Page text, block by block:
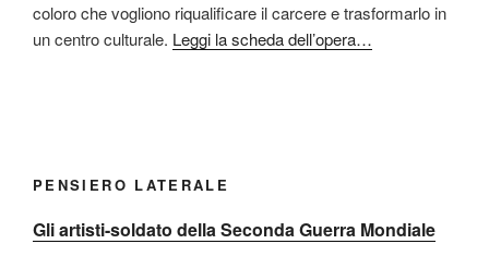
coloro che vogliono riqualificare il carcere e trasformarlo in
un centro culturale. Leggi la scheda dell’opera…
PENSIERO LATERALE
Gli artisti-soldato della Seconda Guerra Mondiale